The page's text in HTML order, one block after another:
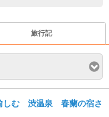
旅行記
しむ 渋温泉 春蘭の宿さ